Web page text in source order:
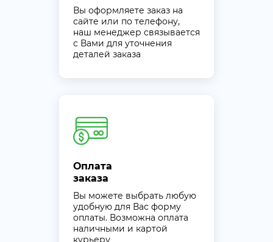
Вы оформляете заказ на
сайте или по телефону,
наш менеджер связывается
с Вами для уточнения
деталей заказа
Оплата
заказа
Вы можете выбрать любую
удобную для Вас форму
оплаты. Возможна оплата
наличными и картой